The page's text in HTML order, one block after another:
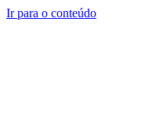
Ir para o conteúdo